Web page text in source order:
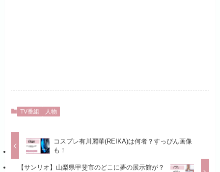
TV番組 人物
コスプレ有川麗華(REIKA)は何者？すっぴん画像
も！
【サンリオ】山梨県甲斐市のどこに夢の展示館が？